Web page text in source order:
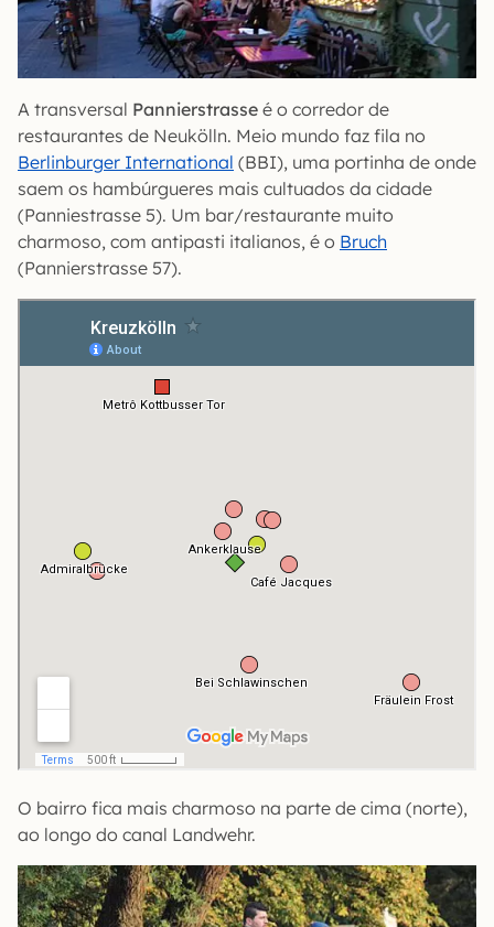
A transversal Pannierstrasse é o corredor de
restaurantes de Neukölln. Meio mundo faz fila no
Berlinburger International (BBI), uma portinha de onde
saem os hambúrgueres mais cultuados da cidade
(Panniestrasse 5). Um bar/restaurante muito
charmoso, com antipasti italianos, é o Bruch
(Pannierstrasse 57).
O bairro fica mais charmoso na parte de cima (norte),
ao longo do canal Landwehr.